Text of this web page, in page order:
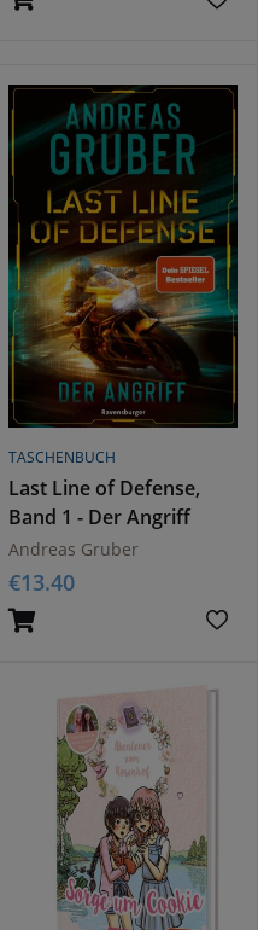
TASCHENBUCH
Last Line of Defense,
Band 1 - Der Angriff
Andreas Gruber
€13.40